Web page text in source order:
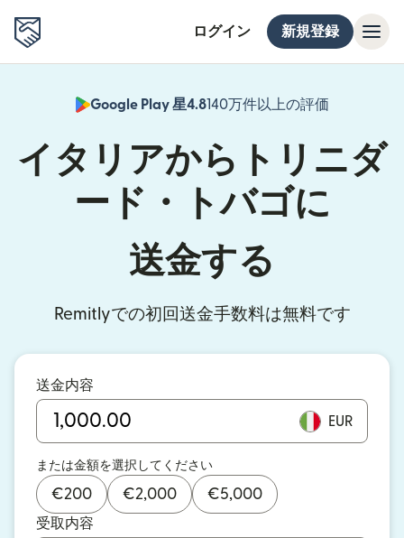
ログイン 新規登録
Google Play 星4.8140万件以上の評価
（別ウィン
イタリアからトリニダ
ード・トバゴに
送金する
Remitlyでの初回送金手数料は無料です
送金内容
EUR
または金額を選択してください
€200 €2,000 €5,000
受取内容